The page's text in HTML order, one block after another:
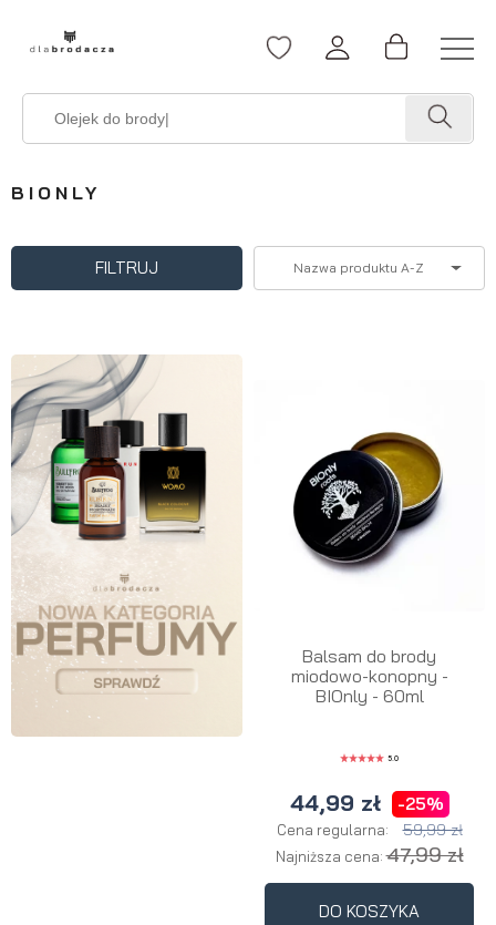
BIONLY
FILTRUJ Nazwa produktu A-Z
Balsam do brody
miodowo-konopny -
BIOnly - 60ml
5.0
44,99 zł -25%
Cena regularna: 59,99 zł
Najniższa cena:47,99 zł
DO KOSZYKA